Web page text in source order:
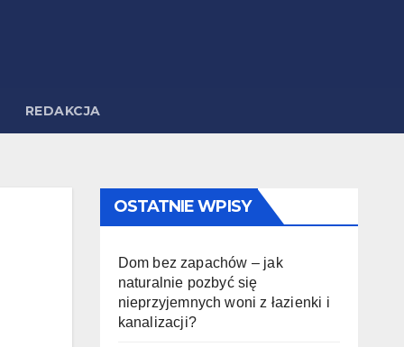
REDAKCJA
OSTATNIE WPISY
Dom bez zapachów – jak
naturalnie pozbyć się
nieprzyjemnych woni z łazienki i
kanalizacji?